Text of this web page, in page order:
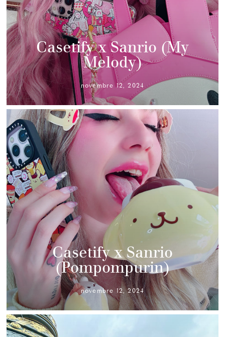
Casetify x Sanrio (My
Melody)
novembre 12, 2024
Casetify x Sanrio
(Pompompurin)
novembre 12, 2024